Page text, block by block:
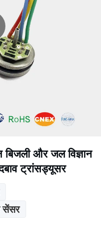
बिजली और जल विज्ञान
ट्रांसड्यूसर
सेंसर